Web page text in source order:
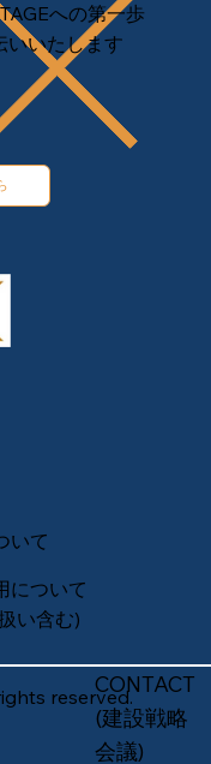
への第一歩
いいたします
いて
について
い含む)
reserved.CONTACT
(建設戦略
会議)